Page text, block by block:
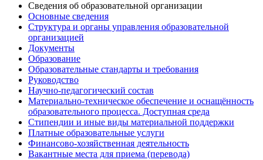
Сведения об образовательной организации
Основные сведения
Структура и органы управления образовательной
организацией
Документы
Образование
Образовательные стандарты и требования
Руководство
Научно-педагогический состав
Материально-техническое обеспечение и оснащённость
образовательного процесса. Доступная среда
Стипендии и иные виды материальной поддержки
Платные образовательные услуги
Финансово-хозяйственная деятельность
Вакантные места для приема (перевода)